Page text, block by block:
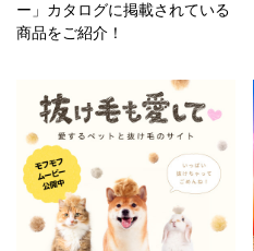
ー」カタログに掲載されている
商品をご紹介！